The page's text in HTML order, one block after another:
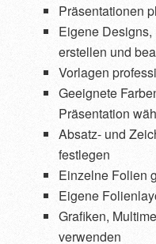
Präsentationen
Eigene
erstellen und
Vorlagen
Geeignete
Präsentation
Absatz- und
festlegen
Einzelne Folien
Eigene
Grafiken,
verwenden